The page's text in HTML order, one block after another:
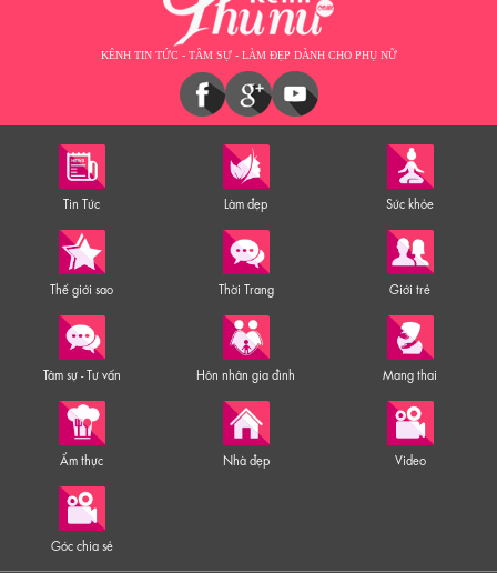
KÊNH TIN TỨC - TÂM SỰ - LÀM ĐẸP DÀNH CHO PHỤ NỮ
Tin Tức Làm đẹp Sức khỏe
Thế giới sao Thời Trang Giới trẻ
Tâm sự - Tư vấn Hôn nhân gia đình Mang thai
Ẩm thực Nhà đẹp Video
Góc chia sẻ